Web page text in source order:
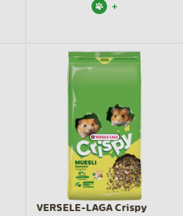
+
VERSELE-LAGA Crispy